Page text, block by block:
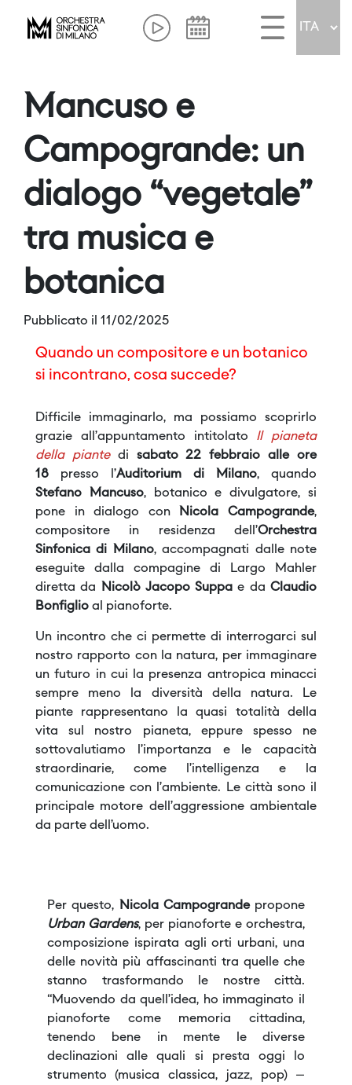
Mancuso e
Campogrande: un
dialogo “vegetale”
tra musica e
botanica
Pubblicato il 11/02/2025
Quando un compositore e un botanico
si incontrano, cosa succede?
Difficile immaginarlo, ma possiamo scoprirlo
grazie all’appuntamento intitolato Il pianeta
della piantedi sabato 22 febbraio alle ore
18 presso l’Auditorium di Milano, quando
Stefano Mancuso, botanico e divulgatore, si
pone in dialogo con
Nicola Campogrande,
compositore in residenza dell’Orchestra
Sinfonica di Milano, accompagnati dalle note
eseguite dalla compagine di Largo Mahler
diretta da
Nicolò Jacopo Suppa e daClaudio
Bonfiglio al pianoforte.
Un incontro che ci permette di interrogarci sul
nostro rapporto con la natura, per immaginare
un futuro in cui la presenza antropica minacci
sempre meno la diversità della natura. Le
piante rappresentano la quasi totalità della
vita sul nostro pianeta, eppure spesso ne
sottovalutiamo l’importanza e le capacità
straordinarie, come l’intelligenza e la
comunicazione con l’ambiente. Le città sono il
principale motore dell’aggressione ambientale
da parte dell’uomo.
Per questo, Nicola Campograndepropone
Urban Gardens, per pianoforte e orchestra,
composizione ispirata agli orti urbani, una
delle novità più affascinanti tra quelle che
stanno trasformando le nostre città.
“Muovendo da quell’idea, ho immaginato il
pianoforte come memoria cittadina,
tenendo bene in mente le diverse
declinazioni alle quali si presta oggi lo
strumento (musica classica, jazz, pop) –